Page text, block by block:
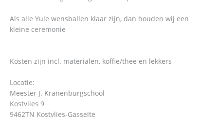
Als alle Yule wensballen klaar zijn, dan houden wij een
kleine ceremonie
Kosten zijn incl. materialen, koffie/thee en lekkers
Locatie:
Meester J. Kranenburgschool
Kostvlies 9
9462TN Kostvlies-Gasselte